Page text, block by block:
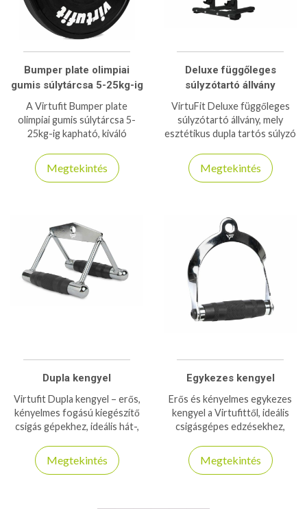
Bumper plate olimpiai
gumis súlytárcsa 5-25kg-ig
A Virtufit Bumper plate
olimpiai gumis súlytárcsa 5-
25kg-ig kapható, kiváló
Megtekintés
Deluxe függőleges
súlyzótartó állvány
VirtuFit Deluxe függőleges
súlyzótartó állvány, mely
esztétikus dupla tartós súlyzó
Megtekintés
Dupla kengyel
Virtufit Dupla kengyel – erős,
kényelmes fogású kiegészítő
csigás gépekhez, ideális hát-,
Megtekintés
Egykezes kengyel
Erős és kényelmes egykezes
kengyel a Virtufittől, ideális
csigásgépes edzésekhez,
gyakorlatokhoz, otthonra
vagy edzőterembe.
Megtekintés